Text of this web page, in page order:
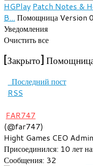
HGPlay Patch Notes &
B... Помощница Version
Уведомления
Очистить все
[Закрыто] Помощница
Последний пост
RSS
FAR747
(@far747)
Hight Games CEO Admin
Присоединился: 10 лет
Сообщения: 32